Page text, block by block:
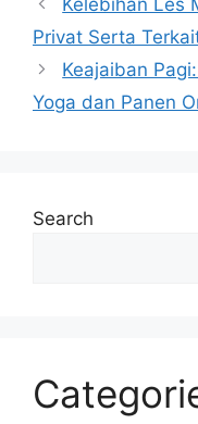
A
p
p
b
o
o
Privat Serta
Keajaiban
Yoga dan Panen
Search